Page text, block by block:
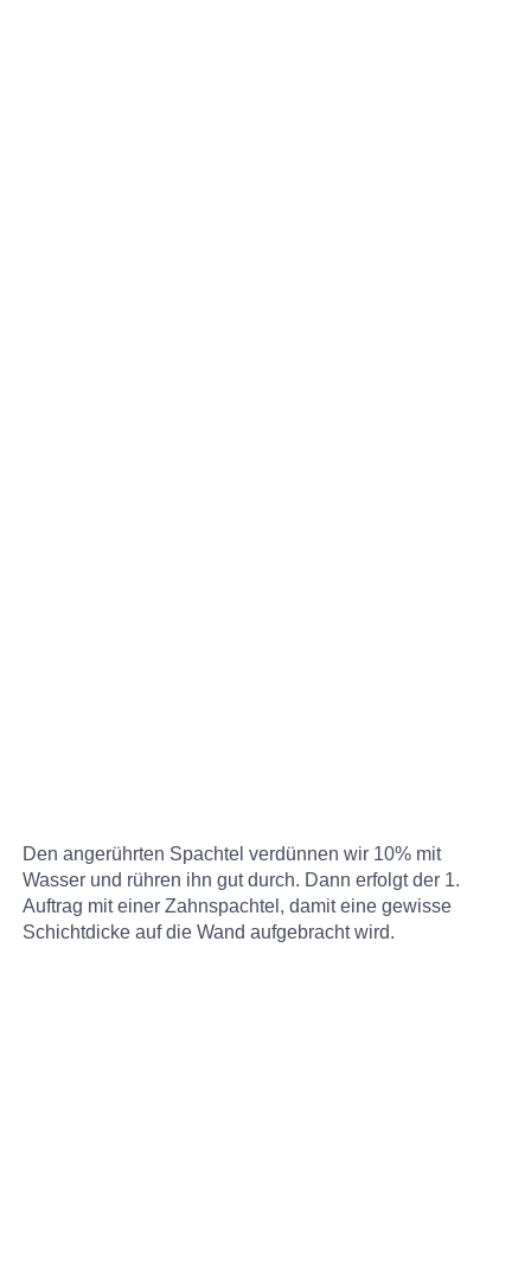
Den angerührten Spachtel verdünnen wir 10% mit
Wasser und rühren ihn gut durch. Dann erfolgt der 1.
Auftrag mit einer Zahnspachtel, damit eine gewisse
Schichtdicke auf die Wand aufgebracht wird.